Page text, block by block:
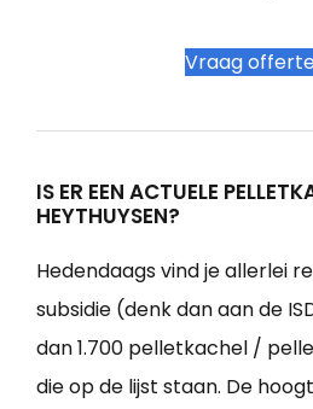
Vraag
IS ER EEN ACTUELE
HEYTHUYSEN?
Hedendaags vind je allerlei
subsidie (denk dan aan de
dan 1.700 pelletkachel /
die op de lijst staan. De